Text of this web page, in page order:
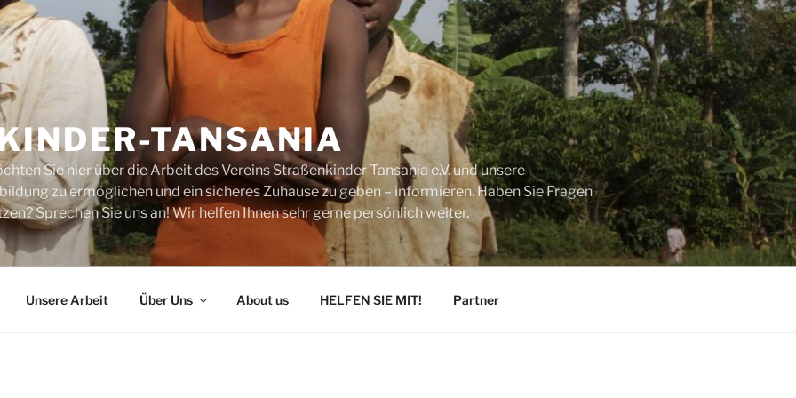
TANSANIA
Sie hier über die Arbeit des Vereins Straßenkinder Tansania e.V. und unsere
zu ermöglichen und ein sicheres Zuhause zu geben – informieren. Haben Sie Fragen
Sprechen Sie uns an! Wir helfen Ihnen sehr gerne persönlich weiter.
Unsere Arbeit Über Uns About us HELFEN SIE MIT! Partner